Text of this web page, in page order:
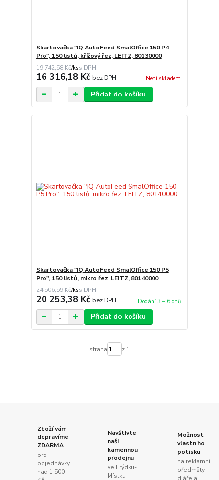
Skartovačka "IQ AutoFeed SmalOffice 150 P4
Pro", 150 listů, křížový řez, LEITZ, 80130000
19 742,58 Kč/ks
16 316,18 Kč bez DPH Není skladem
Přidat do košíku
Skartovačka "IQ AutoFeed SmalOffice 150 P5
Pro", 150 listů, mikro řez, LEITZ, 80140000
24 506,59 Kč/ks
20 253,38 Kč bez DPH Dodání 3 – 6 dnů
Přidat do košíku
strana z 1
Zboží vám
dopravíme
ZDARMA
pro
objednávky
nad 1 500
Navštivte
naši
kamennou
prodejnu
ve Frýdku-
Místku
Možnost
vlastního
potisku
na reklamní
předměty,
diáře a